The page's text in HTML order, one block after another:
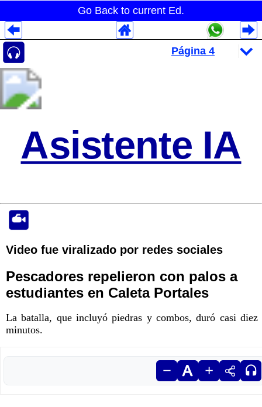
Go Back to current Ed.
Asistente IA
Video fue viralizado por redes sociales
Pescadores repelieron con palos a
estudiantes en Caleta Portales
La batalla, que incluyó piedras y combos, duró casi diez
minutos.
Despliegues Analytics
Despliegues Totales
Despliegues por Rubros